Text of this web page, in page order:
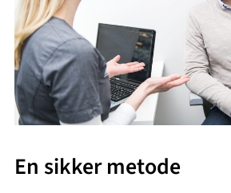
En sikker metode